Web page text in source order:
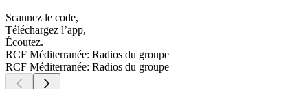
Scannez le code,
Téléchargez l’app,
Écoutez.
RCF Méditerranée: Radios du groupe
RCF Méditerranée: Radios du groupe